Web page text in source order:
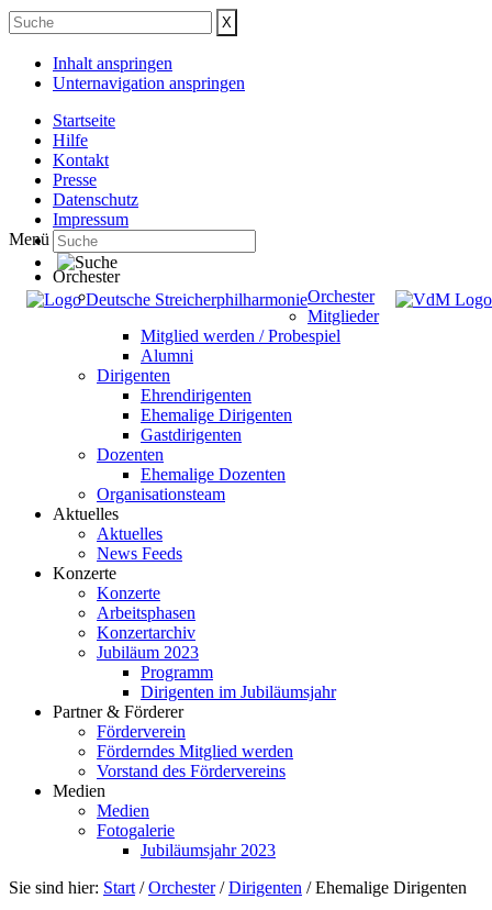
Inhalt anspringen
Unternavigation anspringen
Startseite
Hilfe
Kontakt
Presse
Datenschutz
Impressum
Menü
Orchester
Orchester
Mitglieder
Mitglied werden / Probespiel
Alumni
Dirigenten
Ehrendirigenten
Ehemalige Dirigenten
Gastdirigenten
Dozenten
Ehemalige Dozenten
Organisationsteam
Aktuelles
Aktuelles
News Feeds
Konzerte
Konzerte
Arbeitsphasen
Konzertarchiv
Jubiläum 2023
Programm
Dirigenten im Jubiläumsjahr
Partner & Förderer
Förderverein
Förderndes Mitglied werden
Vorstand des Fördervereins
Medien
Medien
Fotogalerie
Jubiläumsjahr 2023
Sie sind hier: Start /Orchester/Dirigenten /Ehemalige Dirigenten